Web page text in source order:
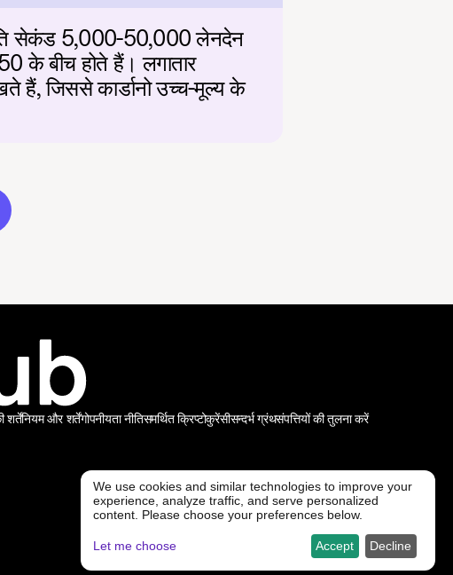
सेकंड 5,000-50,000 लेनदेन
के बीच होते हैं। लगातार
हैं, जिससे कार्डानो उच्च-मूल्य के
शर्तेंनियम और शर्तेंगोपनीयता नीतिसमर्थित क्रिप्टोकुरेंसीसन्दर्भ ग्रंथसंपत्तियों की तुलना करें
@ Freedx 2026
We use cookies and similar technologies to improve your
experience, analyze traffic, and serve personalized
content. Please choose your preferences below.
Let me choose Decline
Accept